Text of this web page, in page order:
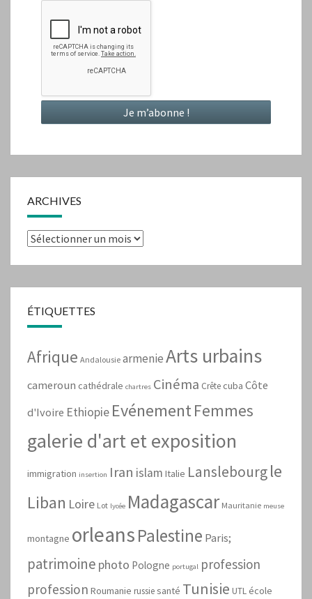
ARCHIVES
Archives
ÉTIQUETTES
Afrique Andalousie armenieArts urbains
cameroun cathédrale chartres Cinéma Crêtecuba Côte
d'Ivoire Ethiopie EvénementFemmes
galerie d'art et exposition
immigration insertion Iran islam Italie Lanslebourgle
Liban Loire Lot lycée Madagascar Mauritanie meuse
montagne orleansPalestine Paris;
patrimoine photo Pologne portugal profession
profession Roumanie russiesanté Tunisie UTLécole